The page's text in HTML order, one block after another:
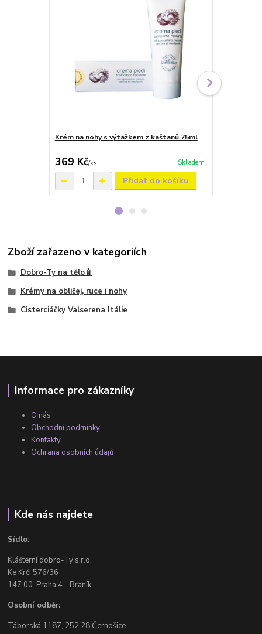
Krém na nohy s výtažkem z kaštanů 75ml
369 Kč/ks Skladem
Přidat do košíku
Zboží zařazeno v kategoriích
Dobro-Ty na tělo🧴
Krémy na obličej, ruce i nohy
Cisterciáčky Valserena Itálie
Informace pro zákazníky
O nás
Obchodní podmínky
Kontakty
Ochrana osobních údajů
Kde nás najdete
Sídlo:
Klášterní dobro-Ty s.r.o.
Ke Krči 576/36
147 00 Praha 4 - Braník
Osobní odběr:
Táborská 1187, 252 28 Černošice